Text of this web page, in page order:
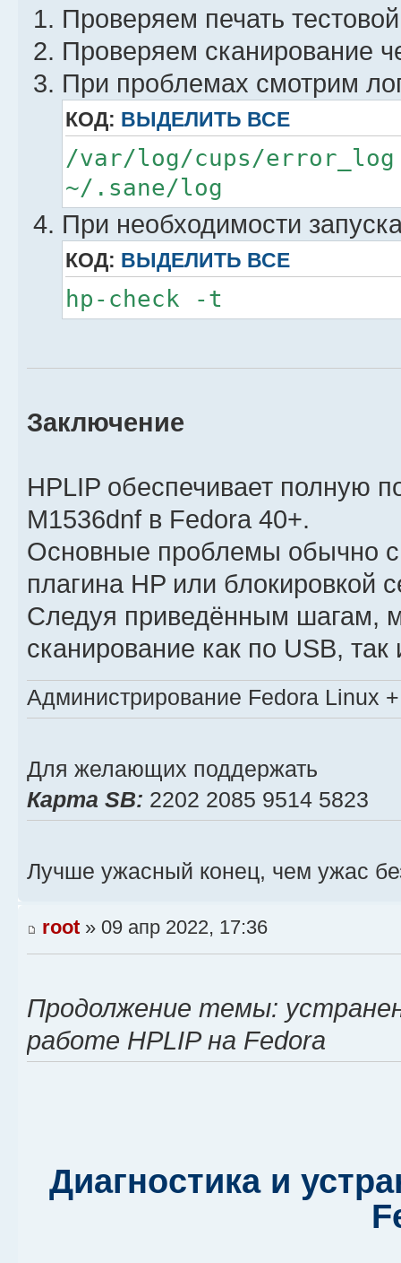
Проверяем печать
Проверяем сканирование
При проблемах смотрим
КОД: ВЫДЕЛИТЬ ВСЕ
/var/log/cups/error_log
~/.sane/log
При необходимости
КОД: ВЫДЕЛИТЬ ВСЕ
hp-check -t
Заключение
HPLIP обеспечивает полную
M1536dnf в Fedora 40+.
Основные проблемы обычно
плагина HP или блокировкой
Следуя приведённым шагам,
сканирование как по USB, так
Администрирование Fedora Linux
Для желающих поддержать
Карта SB: 2202 2085 9514 5823
Лучше ужасный конец, чем ужас
root » 09 апр 2022, 17:36
Продолжение темы:
работе HPLIP на Fedora
Диагностика и